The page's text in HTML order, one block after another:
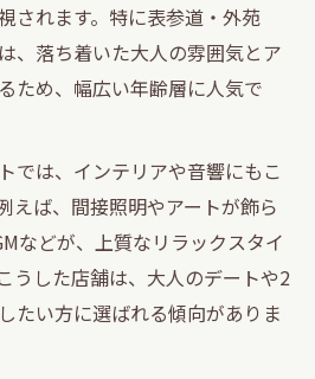
されます。特に表参道・外苑
、落ち着いた大人の雰囲気とア
ため、幅広い年齢層に人気で
では、インテリアや音響にもこ
えば、間接照明やアートが飾ら
などが、上質なリラックスタイ
うした店舗は、大人のデートや2
たい方に選ばれる傾向がありま